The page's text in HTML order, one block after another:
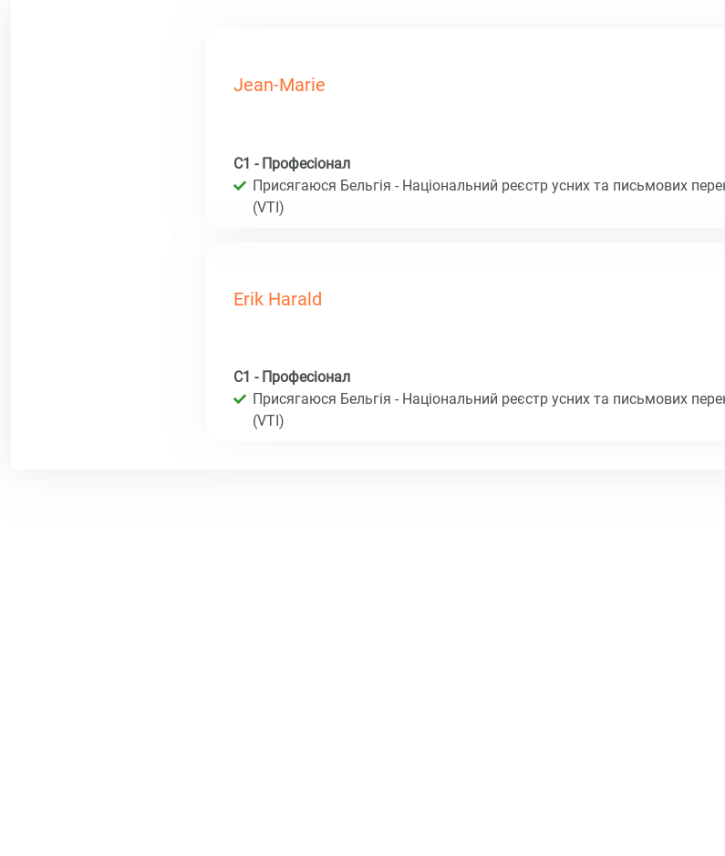
Jean-Marie
C1 - Професіонал
Присягаюся Бельгія - Національний реєстр усних та письмових
(VTI)
Erik Harald
C1 - Професіонал
Присягаюся Бельгія - Національний реєстр усних та письмових
(VTI)